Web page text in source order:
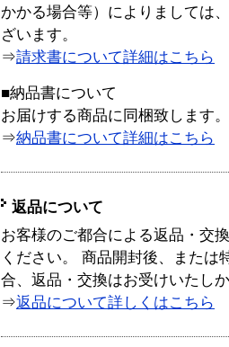
かかる場合等）によりましては
ざいます。
⇒請求書について詳細はこちら
■納品書について
お届けする商品に同梱致します。
⇒納品書について詳細はこちら
返品について
お客様のご都合による返品・交
ください。 商品開封後、または
合、返品・交換はお受けいたし
⇒返品について詳しくはこちら